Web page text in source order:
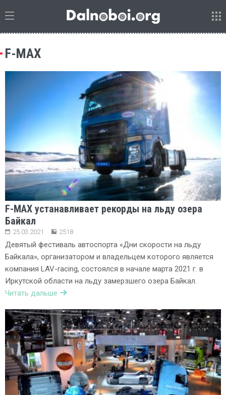
F-MAX
F-MAX устанавливает рекорды на льду озера
Байкал
25.03.2021 2518
Девятый фестиваль автоспорта «Дни скорости на льду
Байкала», организатором и владельцем которого является
компания LAV-racing, состоялся в начале марта 2021 г. в
Иркутской области на льду замерзшего озера Байкал.
Читать дальше